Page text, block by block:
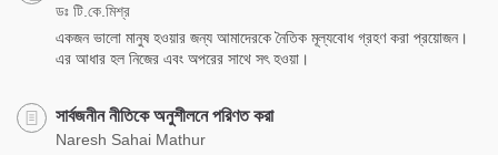
ডঃ টি.কে.মিশ্র
একজন ভালো মানুষ হওয়ার জন্য আমাদেরকে নৈতিক মূল্যবোধ গ্রহণ করা প্রয়োজন।
এর আধার হল নিজের এবং অপরের সাথে সৎ হওয়া।
সার্বজনীন নীতিকে অনুশীলনে পরিণত করা
Naresh Sahai Mathur